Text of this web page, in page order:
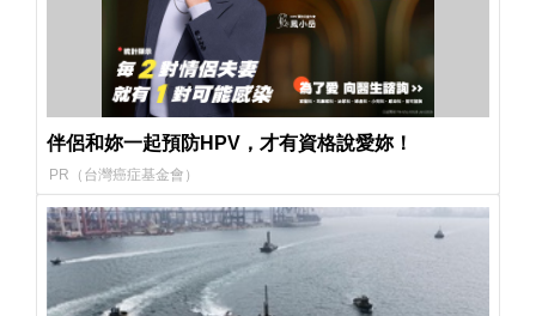
伴侶和妳一起預防HPV，才有資格說愛妳！
PR（台灣癌症基金會）